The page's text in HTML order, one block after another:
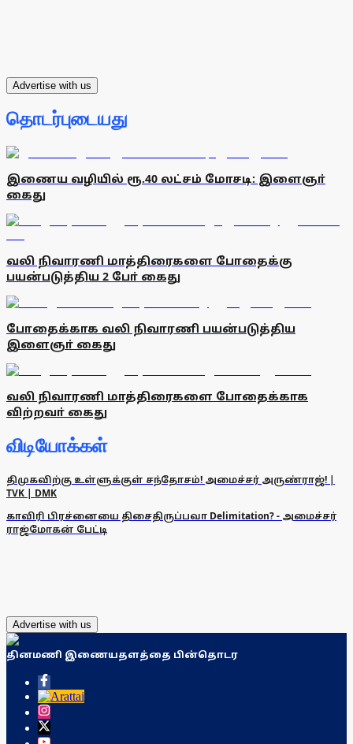
Advertise with us
தொடர்புடையது
இணைய வழியில் ரூ.40 லட்சம் மோசடி: இளைஞா்
கைது
வலி நிவாரணி மாத்திரைகளை போதைக்கு
பயன்படுத்திய 2 போ் கைது
போதைக்காக வலி நிவாரணி பயன்படுத்திய
இளைஞா் கைது
வலி நிவாரணி மாத்திரைகளை போதைக்காக
விற்றவா் கைது
விடியோக்கள்
திமுகவிற்கு உள்ளுக்குள் சந்தோசம்! அமைச்சர் அருண்ராஜ்! |
TVK | DMK
காவிரி பிரச்னையை திசைதிருப்பவா Delimitation? - அமைச்சர்
ராஜ்மோகன் பேட்டி
Advertise with us
தினமணி இணையதளத்தை பின்தொடர